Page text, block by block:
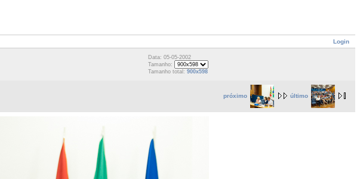
Login
Data: 05-05-2002
Tamanho:
Tamanho total: 900x598
próximo último